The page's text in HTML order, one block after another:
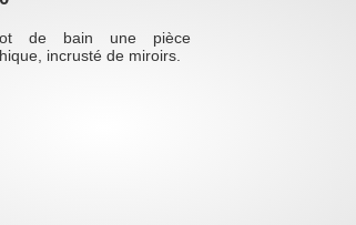
de bain une pièce
incrusté de miroirs.